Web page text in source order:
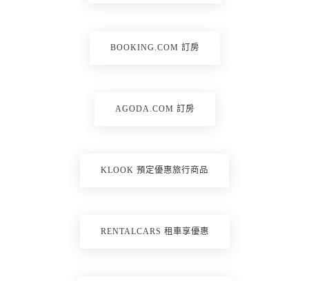
BOOKING.COM 訂房
AGODA.COM 訂房
KLOOK 預定優惠旅行商品
RENTALCARS 租車享優惠